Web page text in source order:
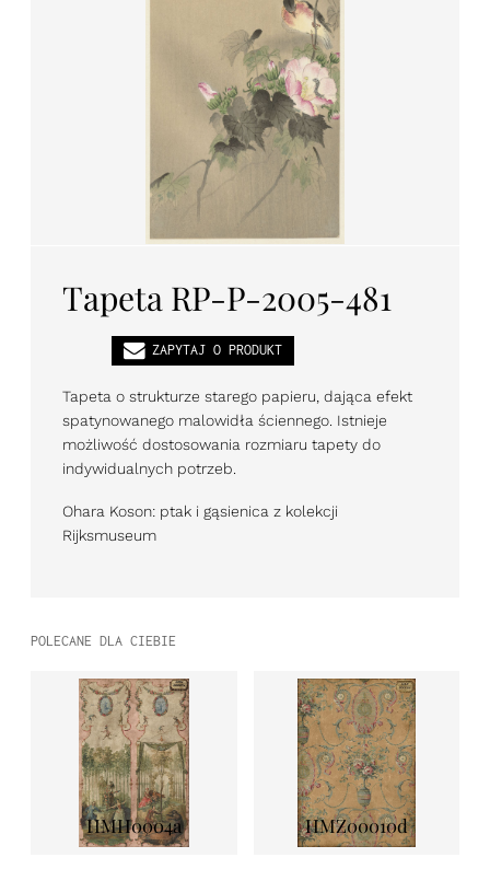
REALIZACJE
AKTUALNOŚCI
EN DE
Tapeta RP-P-2005-481
ZAPYTAJ O PRODUKT
Tapeta o strukturze starego papieru, dająca efekt
spatynowanego malowidła ściennego. Istnieje
możliwość dostosowania rozmiaru tapety do
indywidualnych potrzeb.
Ohara Koson: ptak i gąsienica z kolekcji
Rijksmuseum
POLECANE DLA CIEBIE
HMH0004a HMZ00010d